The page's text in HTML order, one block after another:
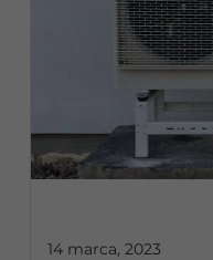
14 marca, 2023